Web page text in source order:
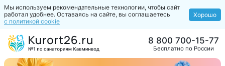
Мы используем рекомендательные технологии, чтобы сайт
работал удобнее. Оставаясь на сайте, вы соглашаетесь
с политикой cookie
Хорошо
Бесплатно по России
8 800 700-15-77